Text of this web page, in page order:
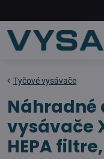
Tyčové vysávače
Náhradné
vysávače
HEPA